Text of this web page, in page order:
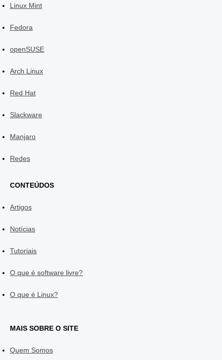
Linux Mint
Fedora
openSUSE
Arch Linux
Red Hat
Slackware
Manjaro
Redes
CONTEÚDOS
Artigos
Notícias
Tutoriais
O que é software livre?
O que é Linux?
MAIS SOBRE O SITE
Quem Somos